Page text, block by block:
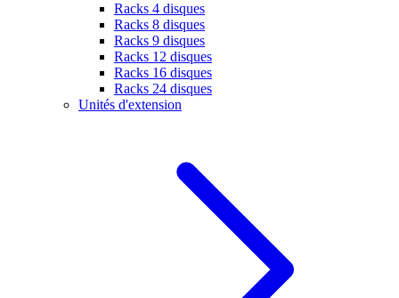
Racks 4 disques
Racks 8 disques
Racks 9 disques
Racks 12 disques
Racks 16 disques
Racks 24 disques
Unités d'extension